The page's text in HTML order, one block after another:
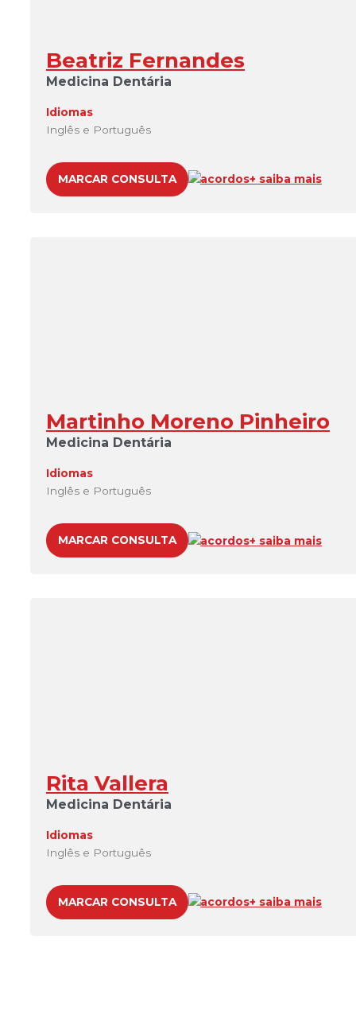
Beatriz Fernandes
Medicina Dentária
Idiomas
Inglês e Português
MARCAR CONSULTA acordos+ saiba mais
Martinho Moreno Pinheiro
Medicina Dentária
Idiomas
Inglês e Português
MARCAR CONSULTA acordos+ saiba mais
Rita Vallera
Medicina Dentária
Idiomas
Inglês e Português
MARCAR CONSULTA acordos+ saiba mais